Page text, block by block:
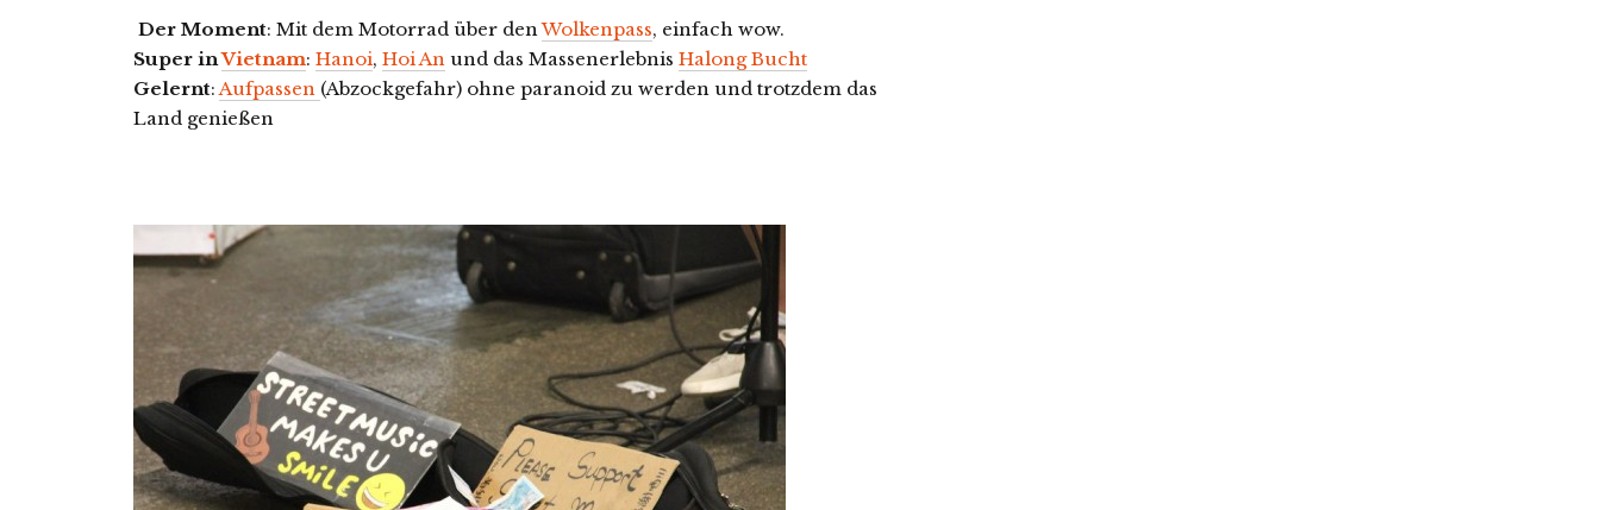
Der Moment: Mit dem Motorrad über denWolkenpass, einfach wow.
Super inVietnam: Hanoi, Hoi An und das Massenerlebnis Halong Bucht
Gelernt:Aufpassen (Abzockgefahr) ohne paranoid zu werden und trotzdem das
Land genießen